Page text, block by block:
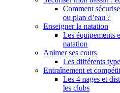
Comment
ou plan d’eau ?
Enseigner la natation
Les équipements
natation
Animer ses cours
Les différents
Entraînement et
Les 4 nages et
les clubs